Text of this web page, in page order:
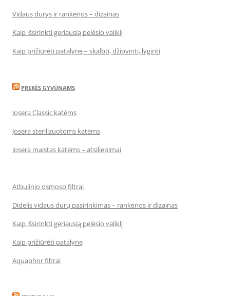
Vidaus durys ir rankenos – dizainas
Kaip išsirinkti geriausią pelėsio valiklį
Kaip prižiūrėti patalynę – skalbti, džiovinti, lyginti
PREKĖS GYVŪNAMS
Josera Classic katėms
Josera sterilizuotoms katėms
Josera maistas katėms – atsiliepimai
Atbulinio osmoso filtrai
Didelis vidaus durų pasirinkimas – rankenos ir dizainas
Kaip išsirinkti geriausią pelėsio valiklį
Kaip prižiūrėti patalynę
Aquaphor filtrai